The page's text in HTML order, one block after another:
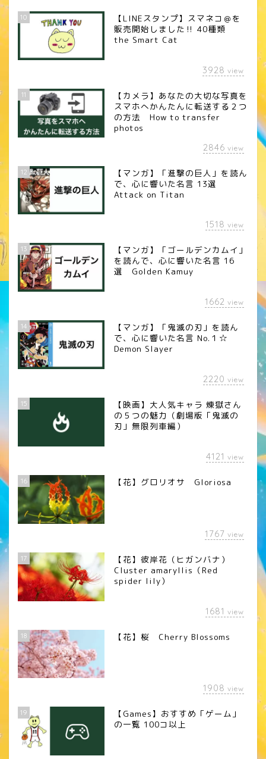
10
【LINEスタンプ】スマネコ＠を
販売開始しました‼︎ 40種類
the Smart Cat
3928 view
11
【カメラ】あなたの大切な写真を
スマホへかんたんに転送する２つ
の方法 How to transfer
photos
2846 view
12
【マンガ】「進撃の巨人」を読ん
で、心に響いた名言 13選
Attack on Titan
1518 view
13
【マンガ】「ゴールデンカムイ」
を読んで、心に響いた名言 16
選 Golden Kamuy
1662 view
14
【マンガ】「鬼滅の刃」を読ん
で、心に響いた名言 No.１☆
Demon Slayer
2220 view
15
【映画】大人気キャラ 煉󠄁獄さん
の５つの魅力（劇場版「鬼滅の
刃」無限列車編）
4121 view
16 【花】グロリオサ Gloriosa
1767 view
17
【花】彼岸花（ヒガンバナ）
Cluster amaryllis（Red
spider lily）
1681 view
18 【花】桜 Cherry Blossoms
1908 view
19
【Games】おすすめ「ゲーム」
の一覧 100コ以上